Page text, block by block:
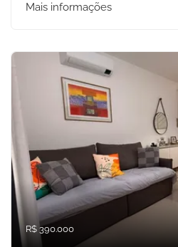
Mais informações
R$ 390.000